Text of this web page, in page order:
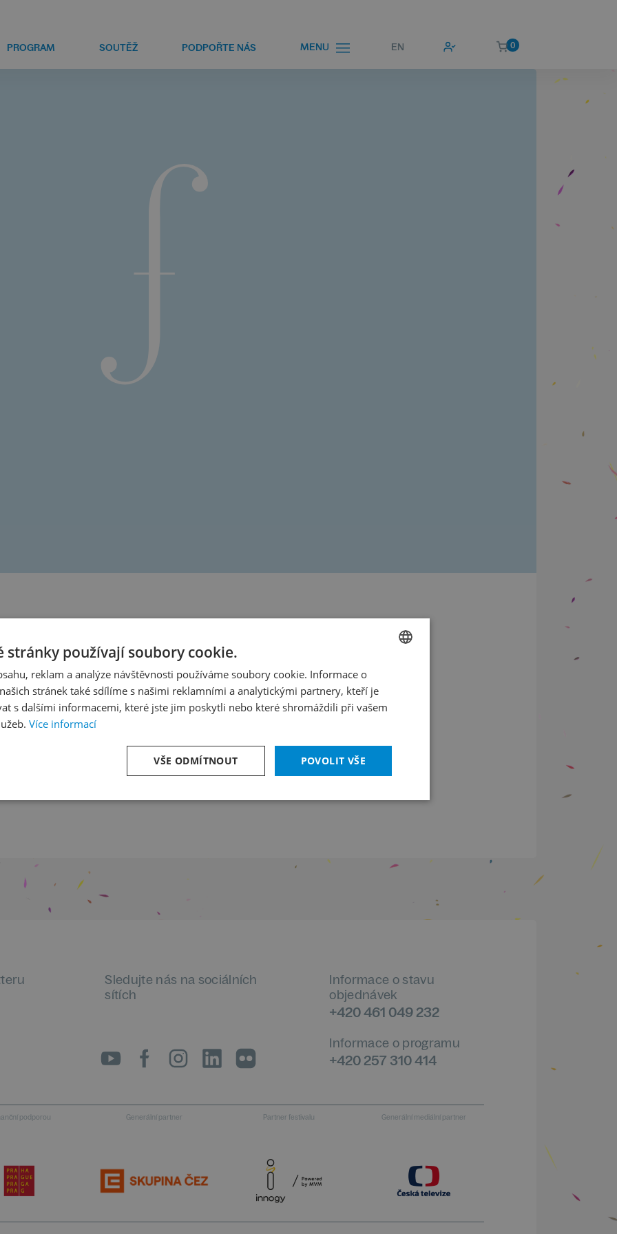
PROGRAM SOUTĚŽ PODPOŘTE NÁS MENU EN 0
Panny
Sledujte nás na sociálních
sítích
Informace o stavu
objednávek
+420 461 049 232
Informace o programu
+420 257 310 414
podporou Generální partner Partner festivalu Generální mediální partner
ENGLISH
stránky používají soubory cookie.
reklam a analýze návštěvnosti používáme soubory cookie. Informace o
stránek také sdílíme s našimi reklamními a analytickými partnery, kteří je
s dalšími informacemi, které jste jim poskytli nebo které shromáždili při vašem
Více informací
POVOLIT VŠE
VŠE ODMÍTNOUT